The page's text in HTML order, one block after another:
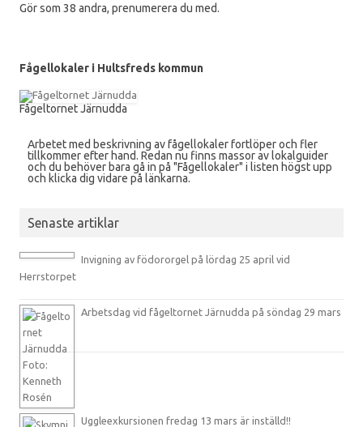
Gör som 38 andra, prenumerera du med.
Fågellokaler i Hultsfreds kommun
Fågeltornet Järnudda
Arbetet med beskrivning av fågellokaler fortlöper och fler
tillkommer efter hand. Redan nu finns massor av lokalguider
och du behöver bara gå in på "Fågellokaler" i listen högst upp
och klicka dig vidare på länkarna.
Senaste artiklar
Invigning av födororgel på lördag 25 april vid
Herrstorpet
Arbetsdag vid fågeltornet Järnudda på söndag 29 mars
Uggleexkursionen fredag 13 mars är inställd!!